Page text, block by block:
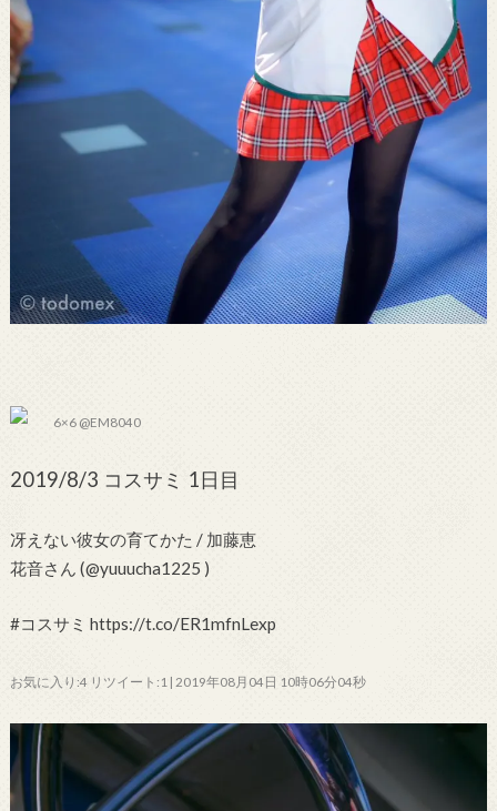
6×6 @EM8040
2019/8/3 コスサミ 1日目
冴えない彼女の育てかた / 加藤恵
花音さん (@yuuucha1225 )
#コスサミ https://t.co/ER1mfnLexp
お気に入り:4 リツイート:1 | 2019年08月04日 10時06分04秒